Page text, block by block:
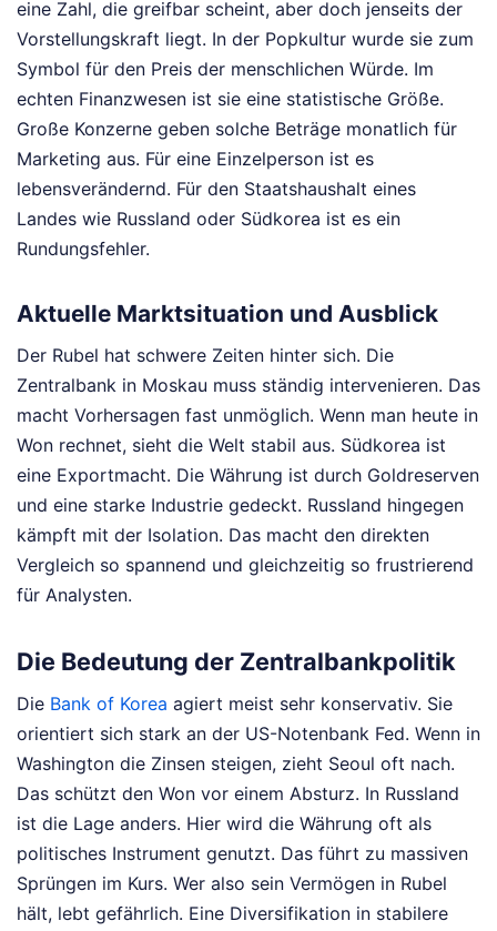
eine Zahl, die greifbar scheint, aber doch jenseits der
Vorstellungskraft liegt. In der Popkultur wurde sie zum
Symbol für den Preis der menschlichen Würde. Im
echten Finanzwesen ist sie eine statistische Größe.
Große Konzerne geben solche Beträge monatlich für
Marketing aus. Für eine Einzelperson ist es
lebensverändernd. Für den Staatshaushalt eines
Landes wie Russland oder Südkorea ist es ein
Rundungsfehler.
Aktuelle Marktsituation und Ausblick
Der Rubel hat schwere Zeiten hinter sich. Die
Zentralbank in Moskau muss ständig intervenieren. Das
macht Vorhersagen fast unmöglich. Wenn man heute in
Won rechnet, sieht die Welt stabil aus. Südkorea ist
eine Exportmacht. Die Währung ist durch Goldreserven
und eine starke Industrie gedeckt. Russland hingegen
kämpft mit der Isolation. Das macht den direkten
Vergleich so spannend und gleichzeitig so frustrierend
für Analysten.
Die Bedeutung der Zentralbankpolitik
Die Bank of Korea agiert meist sehr konservativ. Sie
orientiert sich stark an der US-Notenbank Fed. Wenn in
Washington die Zinsen steigen, zieht Seoul oft nach.
Das schützt den Won vor einem Absturz. In Russland
ist die Lage anders. Hier wird die Währung oft als
politisches Instrument genutzt. Das führt zu massiven
Sprüngen im Kurs. Wer also sein Vermögen in Rubel
hält, lebt gefährlich. Eine Diversifikation in stabilere